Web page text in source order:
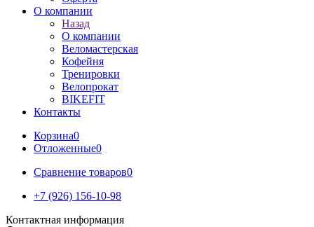
О компании
Назад
О компании
Веломастерская
Кофейня
Тренировки
Велопрокат
BIKEFIT
Контакты
Корзина0
Отложенные0
Сравнение товаров0
+7 (926) 156-10-98
Контактная информация